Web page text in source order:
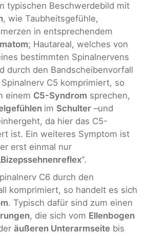
typischen Beschwerdebild mit
, wie Taubheitsgefühle,
in entsprechendem
; Hautareal, welches von
bestimmten Spinalnervens
durch den Bandscheibenvorfall
C5 komprimiert, so
einem C5-Syndrom sprechen,
im Schulter –und
da hier das C5-
ist. Ein weiteres Symptom ist
erst einmal nur
Bizepssehnenreflex“.
C6 durch den
komprimiert, so handelt es sich
. Typisch dafür sind zum einen
, die sich vom Ellenbogen
äußeren Unterarmseite bis